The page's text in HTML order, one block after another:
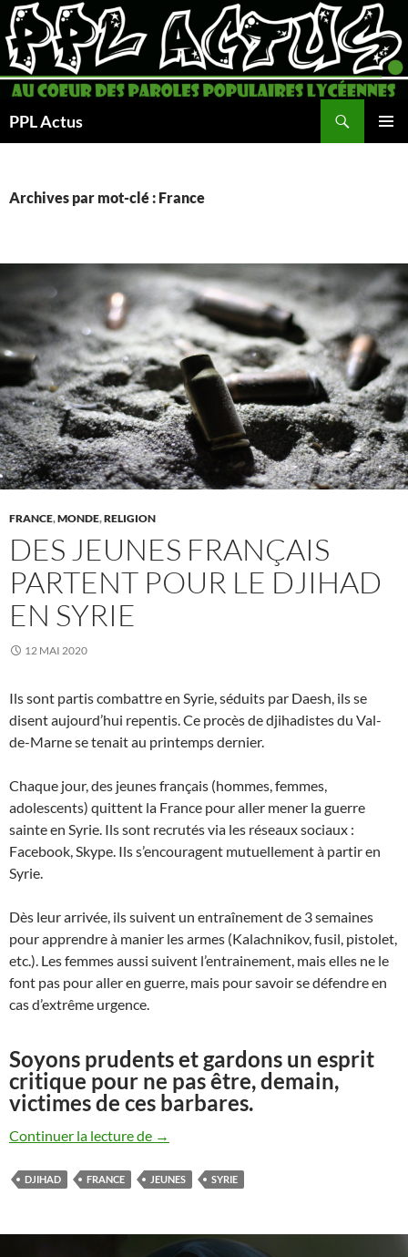
Aller
au
contenu
PPL Actus
Archives par mot-clé : France
FRANCE,MONDE,RELIGION
DES JEUNES FRANÇAIS
PARTENT POUR LE DJIHAD
EN SYRIE
12 MAI 2020
Ils sont partis combattre en Syrie, séduits par Daesh, ils se
disent aujourd’hui repentis. Ce procès de djihadistes du Val-
de-Marne se tenait au printemps dernier.
Chaque jour, des jeunes français (hommes, femmes,
adolescents) quittent la France pour aller mener la guerre
sainte en Syrie. Ils sont recrutés via les réseaux sociaux :
Facebook, Skype. Ils s’encouragent mutuellement à partir en
Syrie.
Dès leur arrivée, ils suivent un entraînement de 3 semaines
pour apprendre à manier les armes (Kalachnikov, fusil, pistolet,
etc.). Les femmes aussi suivent l’entrainement, mais elles ne le
font pas pour aller en guerre, mais pour savoir se défendre en
cas d’extrême urgence.
Soyons prudents et gardons un esprit
critique pour ne pas être, demain,
victimes de ces barbares.
Continuer la lecture de Des jeunes Français partent pour le
→
DJIHAD FRANCE JEUNES SYRIE